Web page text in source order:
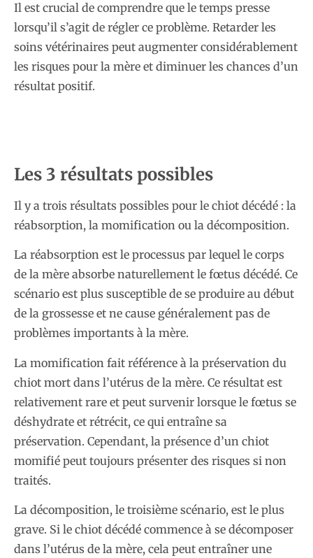
Il est crucial de comprendre que le temps presse
lorsqu’il s’agit de régler ce problème. Retarder les
soins vétérinaires peut augmenter considérablement
les risques pour la mère et diminuer les chances d’un
résultat positif.
Les 3 résultats possibles
Il y a trois résultats possibles pour le chiot décédé : la
réabsorption, la momification ou la décomposition.
La réabsorption est le processus par lequel le corps
de la mère absorbe naturellement le fœtus décédé. Ce
scénario est plus susceptible de se produire au début
de la grossesse et ne cause généralement pas de
problèmes importants à la mère.
La momification fait référence à la préservation du
chiot mort dans l’utérus de la mère. Ce résultat est
relativement rare et peut survenir lorsque le fœtus se
déshydrate et rétrécit, ce qui entraîne sa
préservation. Cependant, la présence d’un chiot
momifié peut toujours présenter des risques si non
traités.
La décomposition, le troisième scénario, est le plus
grave. Si le chiot décédé commence à se décomposer
dans l’utérus de la mère, cela peut entraîner une